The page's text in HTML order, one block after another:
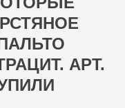
АРТ.